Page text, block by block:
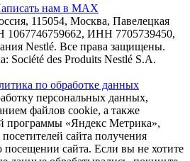
нам в MAX
115054, Москва, Павелецкая
1067746759662, ИНН 7705739450,
Nestlé. Все права защищены.
Société des Produits Nestlé S.A.
по обработке данных
персональных данных,
файлов cookie, а также
программы «Яндекс Метрика»,
сайта получения
посещении сайта. Если вы не хотите